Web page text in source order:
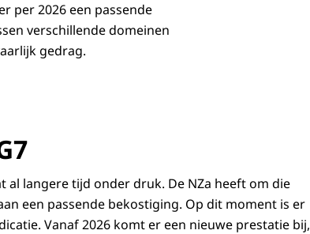
per 2026 een passende
verschillende domeinen
gedrag.
langere tijd onder druk. De NZa heeft om die
een passende bekostiging. Op dit moment is er
Vanaf 2026 komt er een nieuwe prestatie bij,